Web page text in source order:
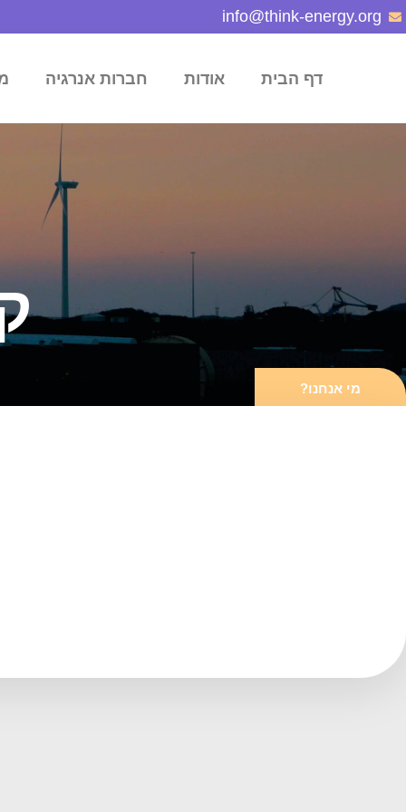
info@think-energy.org
דף הבית אודות חברות אנרגיה
מי אנחנו?